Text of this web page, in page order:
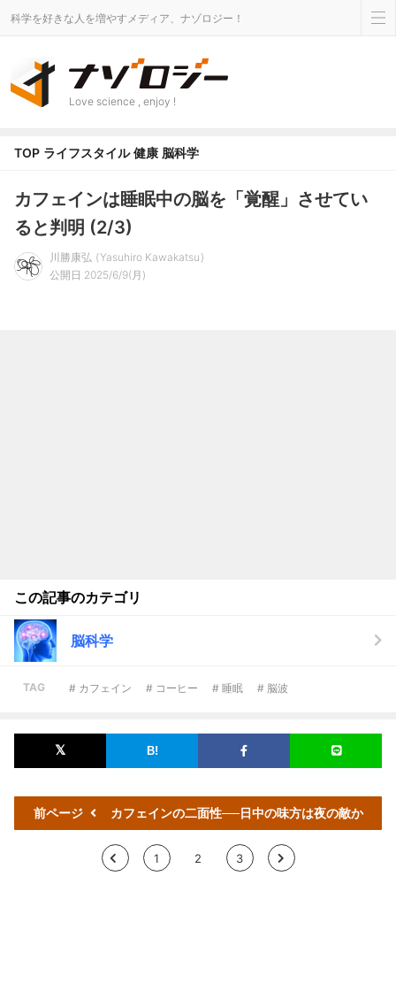
科学を好きな人を増やすメディア、ナゾロジー！
Love science , enjoy !
TOP ライフスタイル 健康 脳科学
カフェインは睡眠中の脳を「覚醒」させてい
ると判明 (2/3)
川勝康弘
Yasuhiro Kawakatsu
公開日 2025/6/9(月)
この記事のカテゴリ
脳科学
TAG # カフェイン # コーヒー # 睡眠 # 脳波
前ページ カフェインの二面性──日中の味方は夜の敵か
< 1 2 3 >